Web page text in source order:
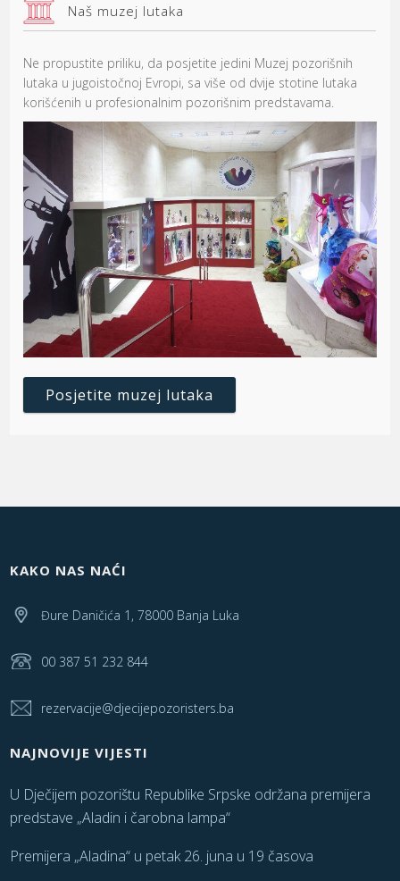
Naš muzej lutaka
Ne propustite priliku, da posjetite jedini Muzej pozorišnih
lutaka u jugoistočnoj Evropi, sa više od dvije stotine lutaka
korišćenih u profesionalnim pozorišnim predstavama.
Posjetite muzej lutaka
KAKO NAS NAĆI
Đure Daničića 1, 78000 Banja Luka
00 387 51 232 844
rezervacije@djecijepozoristers.ba
NAJNOVIJE VIJESTI
U Dječijem pozorištu Republike Srpske održana premijera
predstave „Aladin i čarobna lampa“
Premijera „Aladina“ u petak 26. juna u 19 časova